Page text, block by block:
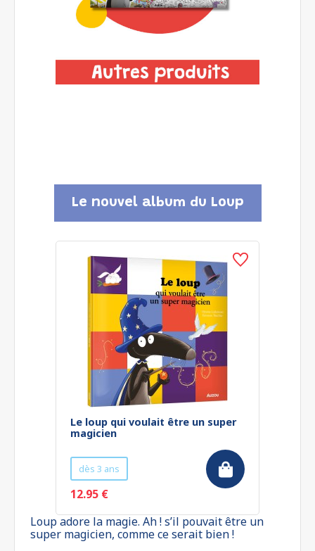
Le nouvel album du Loup
Le loup qui voulait être un super
magicien
dès 3 ans
12.95 €
Loup adore la magie. Ah ! s’il pouvait être un
super magicien, comme ce serait bien !